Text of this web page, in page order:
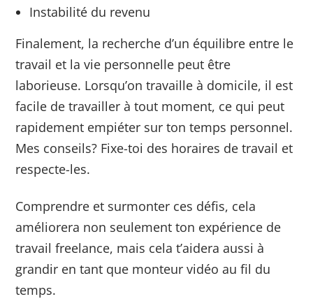
Instabilité du revenu
Finalement, la recherche d’un équilibre entre le
travail et la vie personnelle peut être
laborieuse. Lorsqu’on travaille à domicile, il est
facile de travailler à tout moment, ce qui peut
rapidement empiéter sur ton temps personnel.
Mes conseils? Fixe-toi des horaires de travail et
respecte-les.
Comprendre et surmonter ces défis, cela
améliorera non seulement ton expérience de
travail freelance, mais cela t’aidera aussi à
grandir en tant que monteur vidéo au fil du
temps.